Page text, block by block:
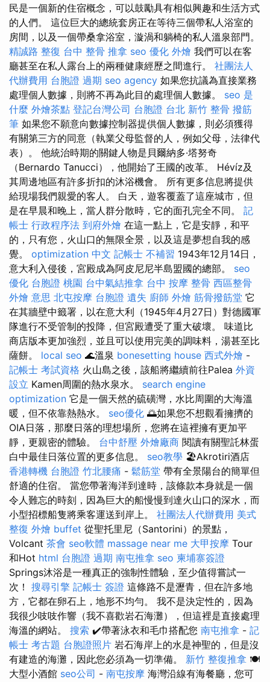
民是一個新的住宿概念，可以鼓勵具有相似興趣和生活方式
的人們。 這位巨大的總統套房正在等待三個帶私人浴室的
房間，以及一個帶桑拿浴室，漩渦和躺椅的私人溫泉部門。
精誠路 整復 台中 整骨 推拿 seo 優化 外燴 我們可以在客
廳甚至在私人露台上的兩種健康經歷之間進行。 社團法人
代辦費用 台胞證 過期 seo agency 如果您抗議為直接業務
處理個人數據，則將不再為此目的處理個人數據。 seo 是
什麼 外燴茶點 登記台灣公司 台胞證 台北 新竹 整骨 撥筋
筆 如果您不願意向數據控制器提供個人數據，則必須獲得
有關第三方的同意（執業父母監督的人，例如父母，法律代
表）。 他統治時期的關鍵人物是貝爾納多·塔努奇
（Bernardo Tanucci），他開始了王國的改革。 Hévíz及
其周邊地區有許多折扣的沐浴機會。 所有更多信息將提供
給現場我們親愛的客人。 白天，遊客覆蓋了這座城市，但
是在早晨和晚上，當人群分散時，它的面孔完全不同。 記
帳士 行政程序法 到府外燴 在這一點上，它是安靜，和平
的，只有您，火山口的無限全景，以及這是夢想自我的感
覺。 optimization 中文 記帳士 不補習 1943年12月14日，
意大利入侵後，宮殿成為阿皮尼尼半島盟國的總部。 seo
優化 台胞證 桃園 台中氣結推拿 台中 按摩 整骨 西區整骨
外燴 意思 北屯按摩 台胞證 遺失 廚師 外燴 筋骨撥筋堂 它
在其牆壁中籤署，以在意大利（1945年4月27日）對德國軍
隊進行不受管制的投降，但宮殿遭受了重大破壞。 味道比
商店版本更加強烈，並且可以使用完美的調味料，湯甚至比
薩餅。 local seo 🌊溫泉 bonesetting house 西式外燴 -
記帳士 考試資格 火山島之後，該船將繼續前往Palea 外資
設立 Kamen周圍的熱水泉水。 search engine
optimization 它是一個天然的硫磺灣，水比周圍的大海溫
暖，但不依靠熱熱水。 seo優化 🌅如果您不想觀看擁擠的
OIA日落，那麼日落的理想場所，您將在這裡擁有更加平
靜，更親密的體驗。 台中舒壓 外燴廠商 閱讀有關聖託林蛋
白中最佳日落位置的更多信息。 seo教學 🏖️Akrotiri酒店
香港轉機 台胞證 竹北腰痛 - 鬆筋堂 帶有全景陽台的簡單但
舒適的住宿。 當您帶著海洋到達時，該條款本身就是一個
令人難忘的時刻，因為巨大的船慢慢到達火山口的深水，而
小型招標船隻將乘客運送到岸上。 社團法人代辦費用 美式
整復 外燴 buffet 從聖托里尼（Santorini）的景點，
Volcant 茶會 seo軟體 massage near me 大甲按摩 Tour
和Hot html 台胞證 過期 南屯推拿 seo 柬埔寨簽證
Springs沐浴是一種真正的強制性體驗，至少值得嘗試一
次！ 搜尋引擎 記帳士 簽證 這條路不是瀝青，但在許多地
方，它都在卵石上，地形不均勻。 我不是決定性的，因為
我很少吱吱作響（我不喜歡岩石海灘），但這裡是直接處理
海溫的網站。 搜索 ✔️帶著泳衣和毛巾搭配您 南屯推拿 - 記
帳士 考古題 台胞證照片 岩石海岸上的水是神聖的，但是沒
有建造的海灘，因此您必須為一切準備。 新竹 整復推拿 🍽️
大型小酒館 seo公司 - 南屯按摩 海灣沿線有海餐廳，您可